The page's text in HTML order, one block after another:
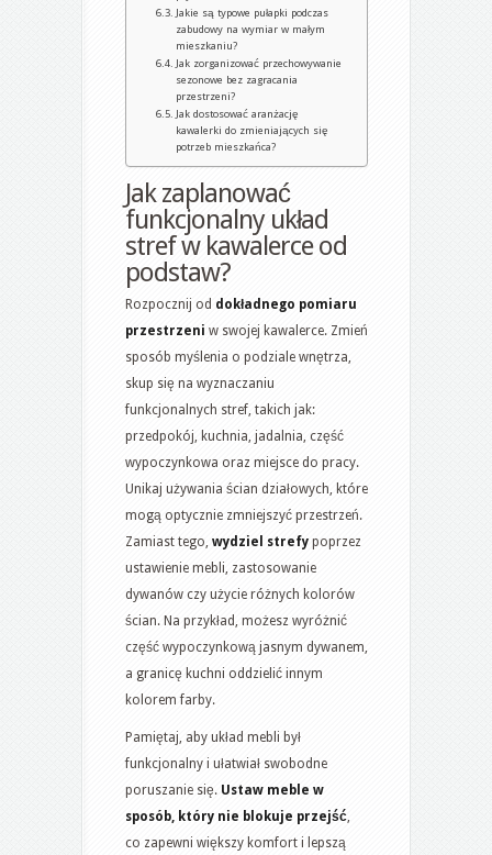
Jakie są typowe pułapki podczas
zabudowy na wymiar w małym
mieszkaniu?
Jak zorganizować przechowywanie
sezonowe bez zagracania
przestrzeni?
Jak dostosować aranżację
kawalerki do zmieniających się
potrzeb mieszkańca?
Jak zaplanować
funkcjonalny układ
stref w kawalerce od
podstaw?
Rozpocznij od dokładnego pomiaru
przestrzeni w swojej kawalerce. Zmień
sposób myślenia o podziale wnętrza,
skup się na wyznaczaniu
funkcjonalnych stref, takich jak:
przedpokój, kuchnia, jadalnia, część
wypoczynkowa oraz miejsce do pracy.
Unikaj używania ścian działowych, które
mogą optycznie zmniejszyć przestrzeń.
Zamiast tego, wydziel strefy poprzez
ustawienie mebli, zastosowanie
dywanów czy użycie różnych kolorów
ścian. Na przykład, możesz wyróżnić
część wypoczynkową jasnym dywanem,
a granicę kuchni oddzielić innym
kolorem farby.
Pamiętaj, aby układ mebli był
funkcjonalny i ułatwiał swobodne
poruszanie się. Ustaw meble w
sposób, który nie blokuje przejść,
co zapewni większy komfort i lepszą